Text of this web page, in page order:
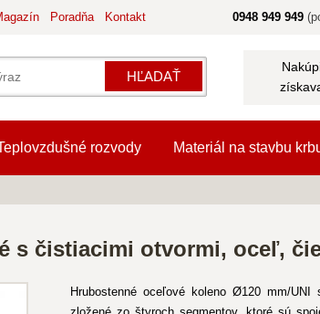
HĽADAŤ
0948 949 949
Poradňa Kontakt
rozvody Materiál na stavbu
s čistiacimi otvormi, oceľ,
Hrubostenné oceľové koleno Ø120 mm/